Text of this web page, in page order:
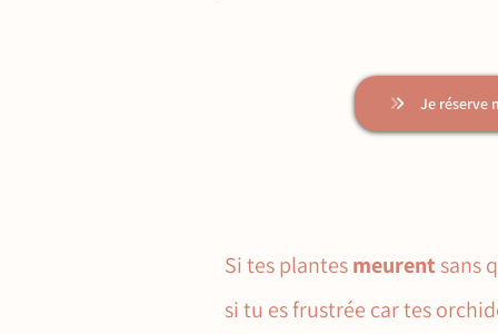
Je réserve
Si tes plantesmeurent sans
si tu es frustrée car tes